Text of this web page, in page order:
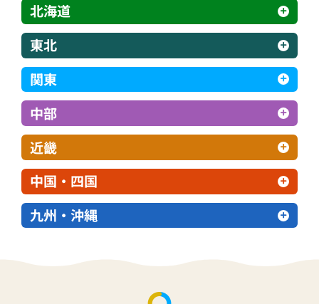
北海道
東北
関東
中部
近畿
中国・四国
九州・沖縄